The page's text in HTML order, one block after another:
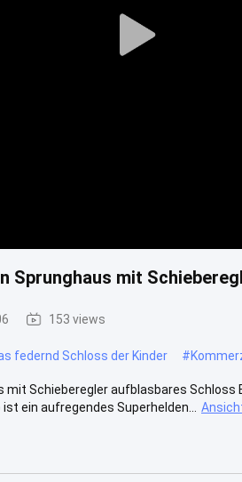
Play
Sprunghaus mit
153 views
federnd Schloss der Kinder #
mit Schieberegler aufblasbares
ein aufregendes Superhelden...